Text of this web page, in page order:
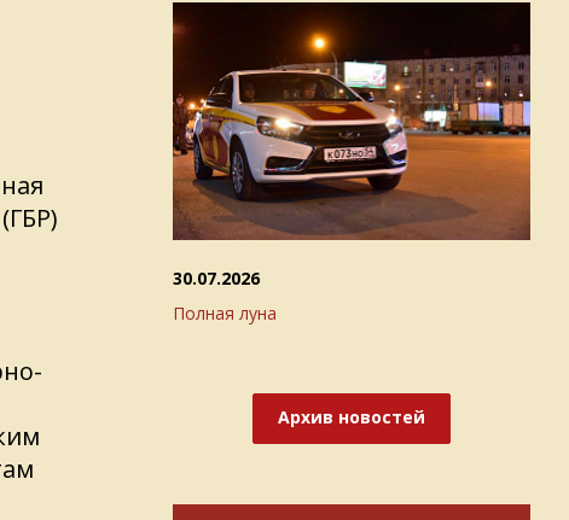
Полная луна
30.07.2026
Архив новостей